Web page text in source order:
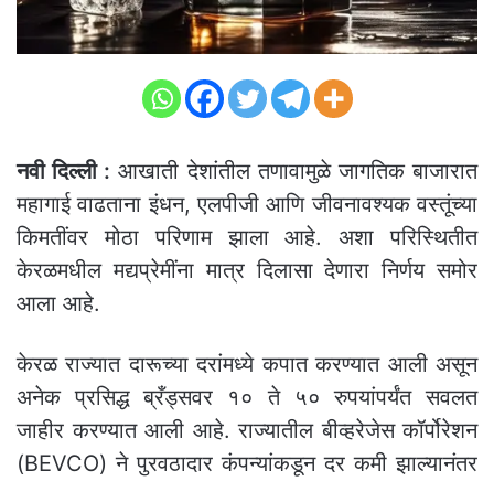
नवी दिल्ली : आखाती देशांतील तणावामुळे जागतिक बाजारात
महागाई वाढताना इंधन, एलपीजी आणि जीवनावश्यक वस्तूंच्या
किमतींवर मोठा परिणाम झाला आहे. अशा परिस्थितीत
केरळमधील मद्यप्रेमींना मात्र दिलासा देणारा निर्णय समोर
आला आहे.
केरळ राज्यात दारूच्या दरांमध्ये कपात करण्यात आली असून
अनेक प्रसिद्ध ब्रँड्सवर १० ते ५० रुपयांपर्यंत सवलत
जाहीर करण्यात आली आहे. राज्यातील बीव्हरेजेस कॉर्पोरेशन
(BEVCO) ने पुरवठादार कंपन्यांकडून दर कमी झाल्यानंतर